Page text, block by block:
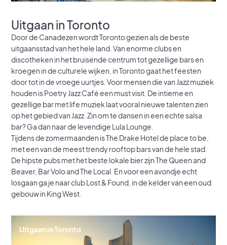
Uitgaan in Toronto
Door de Canadezen wordt Toronto gezien als de beste
uitgaansstad van het hele land. Van enorme clubs en
discotheken in het bruisende centrum tot gezellige bars en
kroegen in de culturele wijken, in Toronto gaat het feesten
door tot in de vroege uurtjes. Voor mensen die van Jazz muziek
houden is Poetry Jazz Café een must visit. De intieme en
gezellige bar met life muziek laat vooral nieuwe talenten zien
op het gebied van Jazz. Zin om te dansen in een echte salsa
bar? Ga dan naar de levendige Lula Lounge.
Tijdens de zomermaanden is The Drake Hotel de place to be,
met een van de meest trendy rooftop bars van de hele stad.
De hipste pubs met het beste lokale bier zijn The Queen and
Beaver, Bar Volo and The Local. En voor een avondje echt
losgaan ga je naar club Lost & Found, in de kelder van een oud
gebouw in King West.
Uitgaan in Toronto